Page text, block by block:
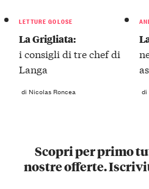
LETTURE GOLOSE
La Grigliata:
i consigli di tre chef di
Langa
di Nicolas Roncea di
Scopri per primo
nostre offerte.